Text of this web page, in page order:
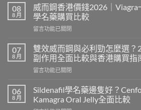
利
士
有
副
用
嗎？
Cialis
常
副
作
08
8 月
威而鋼香港價錢2026｜
學名藥購買比較
在
而
鋼
香
港
錢
2026
留言功能已關閉
07
8 月
雙效威而鋼與必利勁怎麼選？
副作用全面比較與香港購買指
在
效
威
而
留言功能已關閉
06
8 月
Sildenafil學名藥邊隻好？
Kamagra Oral Jelly全面比較